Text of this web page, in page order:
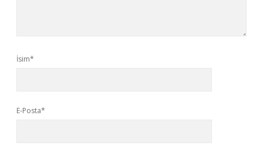
İsim*
E-Posta*